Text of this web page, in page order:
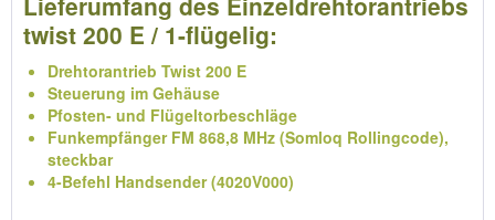
twist 200 E / 1-flügelig:
Drehtorantrieb Twist 200 E
Steuerung im Gehäuse
Pfosten- und Flügeltorbeschläge
Funkempfänger FM 868,8 MHz (Somloq Rollingcode),
steckbar
4-Befehl Handsender (4020V000)